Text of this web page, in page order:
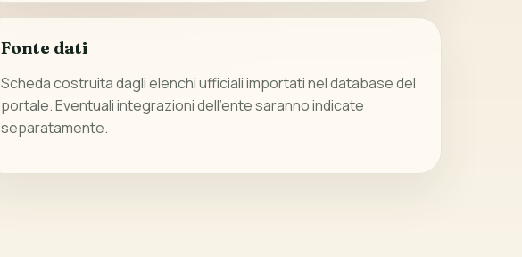
Fonte dati
Scheda costruita dagli elenchi ufficiali importati nel database del
portale. Eventuali integrazioni dell’ente saranno indicate
separatamente.